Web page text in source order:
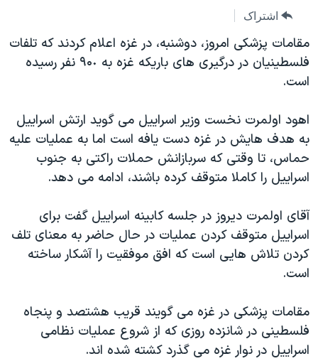
صفحه
اصلی
جهش
به
جستجو
آمریکا
جهان
ورزشی
گزیده‌ها
ویژه برنامه‌ها
ویدیوها
فرهنگ و زندگی
اقتصادی
علم و فناوری
آرشیو پخش زنده
جدول برنامه ها
صفحه‌های ویژه
جام جهانی ۲۰۲۶
عملیات خشم حماسی
۲۵۰سالگی آمریکا
بایگانی برنامه‌های تلویزیونی
مستندها
حمله جمهوری اسلامی به اسرائیل
رمز مهسا
مجموعه مستندهای دادخواهی
تریبونال مردمی آبان ۹۸
فرکانس‌های صدای آمریکا
پخش رادیویی
یادگیری زبان انگلیسی
دنبال کنید
زبانهای مختلف
اشتراک
مقامات پزشکی امروز، دوشنبه، در غزه اعلام کردند که تلفات
فلسطينيان در درگيری های باريکه غزه به ۹۰٠ نفر رسيده
است.
اهود اولمرت نخست وزير اسراييل می گويد ارتش اسراييل
به هدف هايش در غزه دست يافه است اما به عمليات عليه
حماس، تا وقتی که سربازانش حملات راکتی به جنوب
اسراييل را کاملا متوقف کرده باشند، ادامه می دهد.
آقای اولمرت ديروز در جلسه کابينه اسراييل گفت برای
اسراييل متوقف کردن عمليات در حال حاضر به معنای تلف
کردن تلاش هايی است که افق موفقيت را آشکار ساخته
است.
مقامات پزشکی در غزه می گويند قريب هشتصد و پنجاه
فلسطينی در شانزده روزی که از شروع عمليات نظامی
اسراييل در نوار غزه می گذرد کشته شده اند.